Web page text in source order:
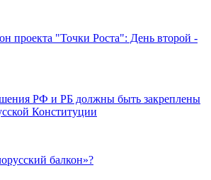
проекта "Точки Роста": День второй -
РФ и РБ должны быть закреплены
Конституции
балкон»?